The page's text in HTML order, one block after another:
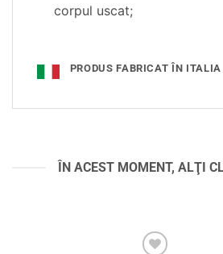
corpul uscat;
PRODUS FABRICAT ÎN ITALIA
ÎN ACEST MOMENT, ALŢI